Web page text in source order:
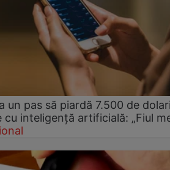
un pas să piardă 7.500 de
cu inteligență artificială: „Fiul